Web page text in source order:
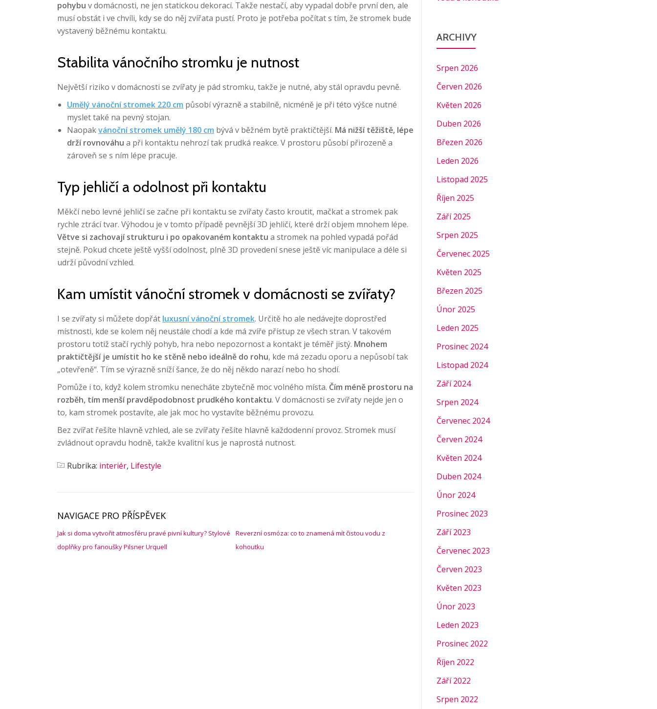
pohybu v domácnosti, ne jen statickou dekorací. Takže nestačí, aby vypadal dobře první den, ale
musí obstát i ve chvíli, kdy se do něj zvířata pustí. Proto je potřeba počítat s tím, že stromek bude
vystavený běžnému kontaktu.
Stabilita vánočního stromku je nutnost
Největší riziko v domácnosti se zvířaty je pád stromku, takže je nutné, aby stál opravdu pevně.
Umělý vánoční stromek 220 cm působí výrazně a stabilně, nicméně je při této výšce nutné
myslet také na pevný stojan.
Naopakvánoční stromek umělý 180 cm bývá v běžném bytě praktičtější. Má nižší těžiště, lépe
drží rovnováhu a při kontaktu nehrozí tak prudká reakce. V prostoru působí přirozeně a
zároveň se s ním lépe pracuje.
Typ jehličí a odolnost při kontaktu
Měkčí nebo levné jehličí se začne při kontaktu se zvířaty často kroutit, mačkat a stromek pak
rychle ztrácí tvar. Výhodou je v tomto případě pevnější 3D jehličí, které drží objem mnohem lépe.
Větve si zachovají strukturu i po opakovaném kontaktu a stromek na pohled vypadá pořád
stejně. Pokud chcete ještě vyšší odolnost, plně 3D provedení snese ještě víc manipulace a déle si
udrží původní vzhled.
Kam umístit vánoční stromek v domácnosti se zvířaty?
I se zvířaty si můžete dopřát luxusní vánoční stromek. Určitě ho ale nedávejte doprostřed
místnosti, kde se kolem něj neustále chodí a kde má zvíře přístup ze všech stran. V takovém
prostoru totiž stačí rychlý pohyb, hra nebo nepozornost a kontakt je téměř jistý. Mnohem
praktičtější je umístit ho ke stěně nebo ideálně do rohu, kde má zezadu oporu a nepůsobí tak
„otevřeně“. Tím se výrazně sníží šance, že do něj někdo narazí nebo ho shodí.
Pomůže i to, když kolem stromku nenecháte zbytečně moc volného místa. Čím méně prostoru na
rozběh, tím menší pravděpodobnost prudkého kontaktu. V domácnosti se zvířaty nejde jen o
to, kam stromek postavíte, ale jak moc ho vystavíte běžnému provozu.
Bez zvířat řešíte hlavně vzhled, ale se zvířaty řešíte hlavně každodenní provoz. Stromek musí
zvládnout opravdu hodně, takže kvalitní kus je naprostá nutnost.
Rubrika: interiér, Lifestyle
NAVIGACE PRO PŘÍSPĚVEK
Jak si doma vytvořit atmosféru pravé pivní kultury? Stylové
doplňky pro fanoušky Pilsner Urquell
Reverzní osmóza: co to znamená mít čistou vodu z
kohoutku
ARCHIVY
Srpen 2026
Červen 2026
Květen 2026
Duben 2026
Březen 2026
Leden 2026
Listopad 2025
Říjen 2025
Září 2025
Srpen 2025
Červenec 2025
Květen 2025
Březen 2025
Únor 2025
Leden 2025
Prosinec 2024
Listopad 2024
Září 2024
Srpen 2024
Červenec 2024
Červen 2024
Květen 2024
Duben 2024
Únor 2024
Prosinec 2023
Září 2023
Červenec 2023
Červen 2023
Květen 2023
Únor 2023
Leden 2023
Prosinec 2022
Říjen 2022
Září 2022
Srpen 2022